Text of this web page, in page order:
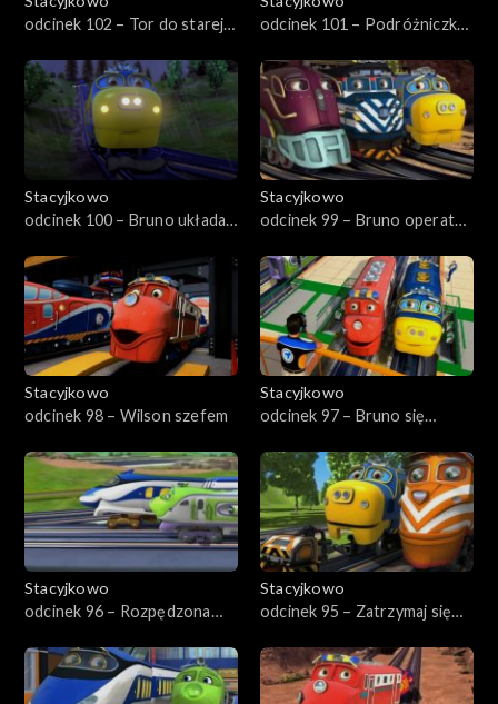
odcinek 102 – Tor do starej
odcinek 101 – Podróżniczka
Stacyjkowo
odcinek 100 – Bruno układa
Stacyjkowo
odcinek 99 – Bruno operator
Stacyjkowo
odcinek 98 – Wilson szefem
Stacyjkowo
odcinek 97 – Bruno się
Stacyjkowo
odcinek 96 – Rozpędzona
Stacyjkowo
odcinek 95 – Zatrzymaj się